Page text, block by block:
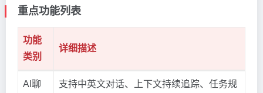
重点功能列表
功能
类别
详细描述
AI聊
支持中英文对话、上下文持续追踪、任务规